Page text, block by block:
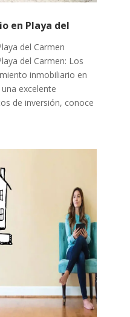
en Playa del
del Carmen
del Carmen: Los
inmobiliario en
excelente
de inversión, conoce